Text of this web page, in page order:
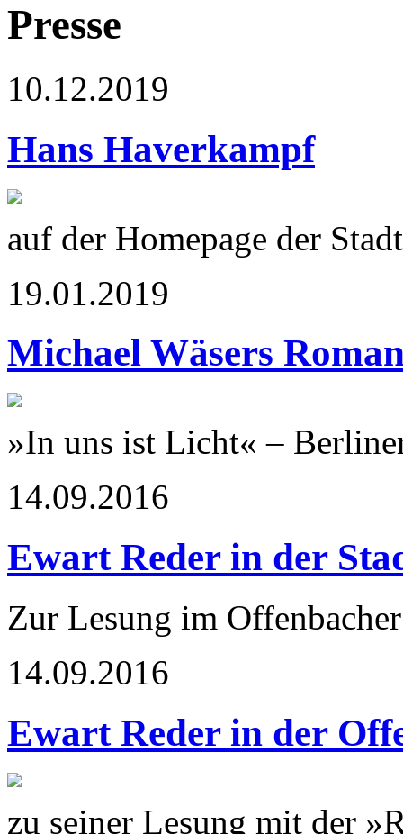
Presse
10.12.2019
Hans Haverkampf
auf der Homepage der
19.01.2019
Michael Wäsers
»In uns ist Licht« –
14.09.2016
Ewart Reder in der
Zur Lesung im
14.09.2016
Ewart Reder in der
zu seiner Lesung mit der